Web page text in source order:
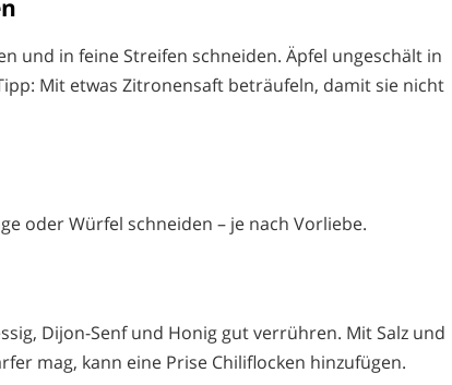
und in feine Streifen schneiden. Äpfel ungeschält in
Mit etwas Zitronensaft beträufeln, damit sie nicht
oder Würfel schneiden – je nach Vorliebe.
Dijon-Senf und Honig gut verrühren. Mit Salz und
mag, kann eine Prise Chiliflocken hinzufügen.